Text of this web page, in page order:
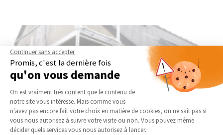
Continuer sans accepter
Promis, c'est la dernière fois
qu'on vous demande
Plateforme de Gestion du
On est vraiment très content que le contenu de
notre site vous intéresse. Mais comme vous
n'avez pas encore fait votre choix en matière de cookies, on ne sait pas si
vous nous autorisez à suivre votre visite ou non. Vous pouvez même
décider quels services vous nous autorisez à lancer.
Axeptio consent